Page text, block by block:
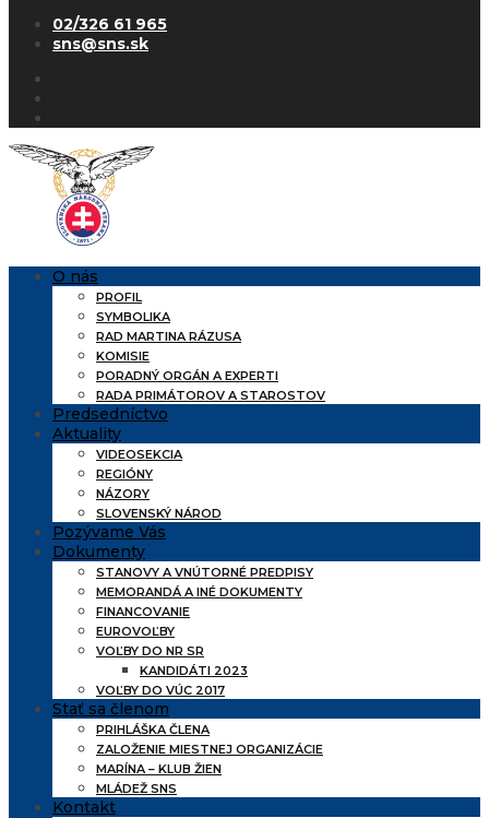
02/326 61 965
sns@sns.sk
O nás
PROFIL
SYMBOLIKA
RAD MARTINA RÁZUSA
KOMISIE
PORADNÝ ORGÁN A EXPERTI
RADA PRIMÁTOROV A STAROSTOV
Predsedníctvo
Aktuality
VIDEOSEKCIA
REGIÓNY
NÁZORY
SLOVENSKÝ NÁROD
Pozývame Vás
Dokumenty
STANOVY A VNÚTORNÉ PREDPISY
MEMORANDÁ A INÉ DOKUMENTY
FINANCOVANIE
EUROVOĽBY
VOĽBY DO NR SR
KANDIDÁTI 2023
VOĽBY DO VÚC 2017
Stať sa členom
PRIHLÁŠKA ČLENA
ZALOŽENIE MIESTNEJ ORGANIZÁCIE
MARÍNA – KLUB ŽIEN
MLÁDEŽ SNS
Kontakt